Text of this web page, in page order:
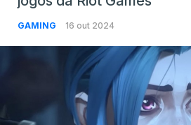
GAMING 16 out 2024